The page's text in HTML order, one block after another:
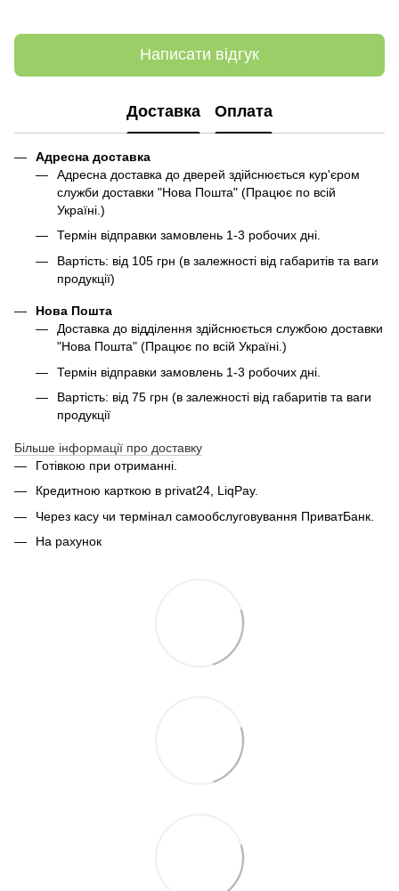
Написати відгук
Доставка Оплата
Адресна доставка
Адресна доставка до дверей здійснюється кур'єром
служби доставки "Нова Пошта" (Працює по всій
Україні.)
Термін відправки замовлень 1-3 робочих дні.
Вартість: від 105 грн (в залежності від габаритів та ваги
продукції)
Нова Пошта
Доставка до відділення здійснюється службою доставки
"Нова Пошта" (Працює по всій Україні.)
Термін відправки замовлень 1-3 робочих дні.
Вартість: від 75 грн (в залежності від габаритів та ваги
продукції
Більше інформації про доставку
Готівкою при отриманні.
Кредитною карткою в privat24, LiqPay.
Через касу чи термінал самообслуговування ПриватБанк.
На рахунок